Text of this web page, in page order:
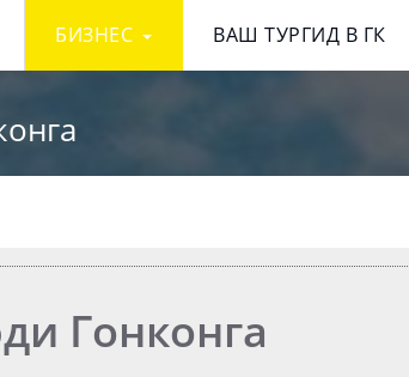
БИЗНЕС ВАШ ТУРГИД В ГК
Гонконга